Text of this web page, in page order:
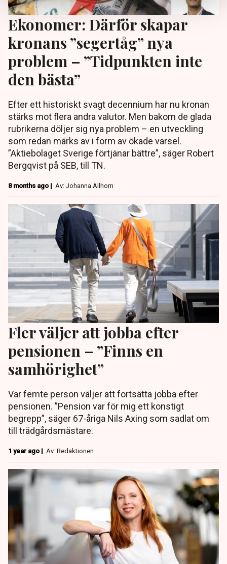
Ekonomer: Därför skapar
kronans ”segertåg” nya
problem – ”Tidpunkten inte
den bästa”
Efter ett historiskt svagt decennium har nu kronan
stärks mot flera andra valutor. Men bakom de glada
rubrikerna döljer sig nya problem – en utveckling
som redan märks av i form av ökade varsel.
”Aktiebolaget Sverige förtjänar bättre”, säger Robert
Bergqvist på SEB, till TN.
8 months ago | Av: Johanna Allhorn
Fler väljer att jobba efter
pensionen – ”Finns en
samhörighet”
Var femte person väljer att fortsätta jobba efter
pensionen. ”Pension var för mig ett konstigt
begrepp”, säger 67-åriga Nils Axing som sadlat om
till trädgårdsmästare.
1 year ago | Av: Redaktionen